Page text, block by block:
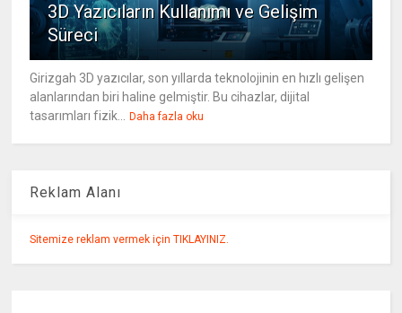
3D Yazıcıların Kullanımı ve Gelişim
Süreci
Girizgah 3D yazıcılar, son yıllarda teknolojinin en hızlı gelişen
alanlarından biri haline gelmiştir. Bu cihazlar, dijital
tasarımları fizik...
Daha fazla oku
Reklam Alanı
Sitemize reklam vermek için TIKLAYINIZ.